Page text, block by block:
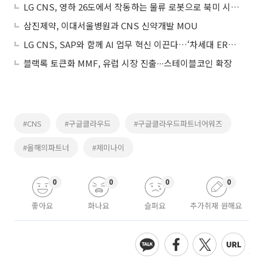
LG CNS, 영하 26도에서 작동하는 물류 로봇으로 북미 시장 공략
삼진제약, 이대서울병원과 CNS 신약개발 MOU
LG CNS, SAP와 함께 AI 업무 혁신 이끈다…‘차세대 ERP AX 전략’ 공개
블랙록 토큰화 MMF, 유럽 시장 진출∙∙∙스테이블코인 확장
#CNS #구글클라우드 #구글클라우드파트너어워즈
#올해의파트너 #제미나이
좋아요
0
화나요
0
슬퍼요
0
추가취재 원해요
0